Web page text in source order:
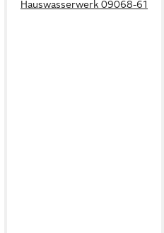
Hauswasserwerk 09068-61